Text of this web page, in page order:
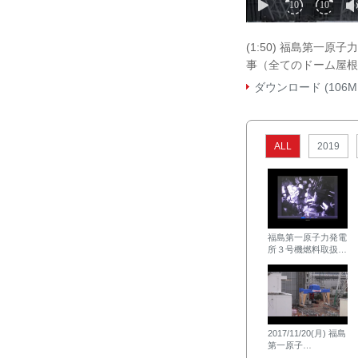
(1:50) 福島第一原子
事（全てのドーム屋
ダウンロード
ALL 2019
福島第一原子力発電
所３号機燃料取扱…
2017/11/20(月) 福島
第一原子…